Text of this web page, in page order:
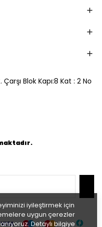
iyileştirmek için
uygun çerezler
Detaylı bilgiye
Blok Kapı:8 Kat : 2 No